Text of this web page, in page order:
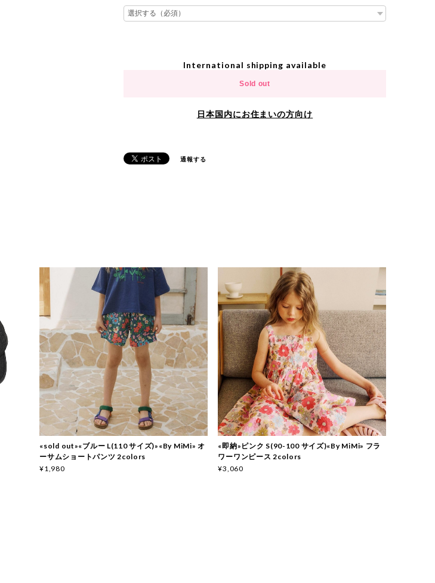
International shipping available
Sold out
日本国内にお住まいの方向け
通報する
«sold out»«ブルー L(110 サイズ)»«By MiMi» オ
ーサムショートパンツ 2colors
¥1,980
«即納»ピンク S(90-100 サイズ)«By MiMi» フラ
ワーワンピース 2colors
¥3,060